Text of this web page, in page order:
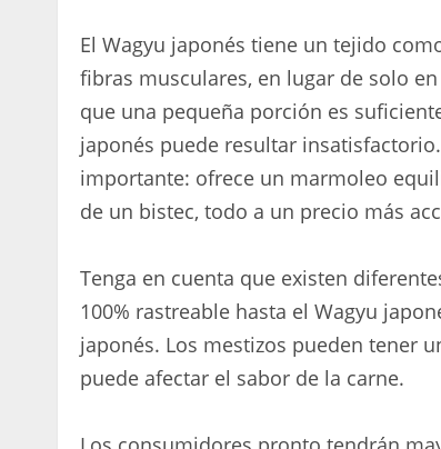
El Wagyu japonés tiene un tejido
fibras musculares, en lugar de solo
que una pequeña porción es
japonés puede resultar
importante: ofrece un marmoleo
de un bistec, todo a un precio más
Tenga en cuenta que existen
100% rastreable hasta el Wagyu
japonés. Los mestizos pueden tener
puede afectar el sabor de la carne.